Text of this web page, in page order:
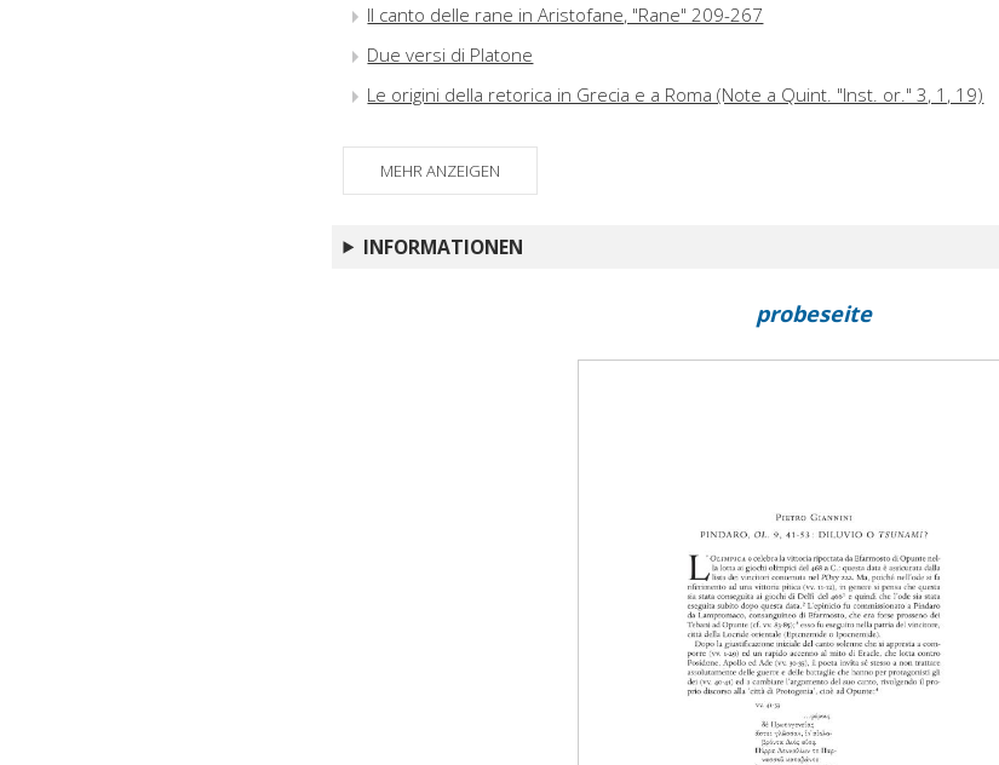
Il canto delle rane in Aristofane, "Rane" 209-267
Due versi di Platone
Le origini della retorica in Grecia e a Roma (Note a Quint. "Inst. or." 3, 1, 19)
"Éba róon". Una nota esegetica al "Tirsi" teocriteo
abbandona Antonio")
MEHR ANZEIGEN
INFORMATIONEN
probeseite